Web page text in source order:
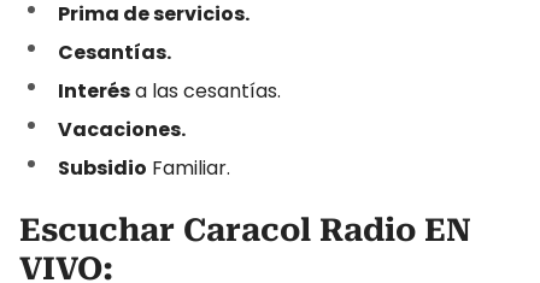
Prima de servicios.
Cesantías.
Interésa las cesantías.
Vacaciones.
Subsidio Familiar.
Escuchar Caracol Radio EN
VIVO: